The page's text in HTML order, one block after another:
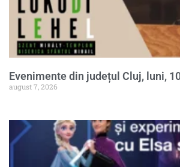
Evenimente din județul Cluj, luni,
august 7, 2026